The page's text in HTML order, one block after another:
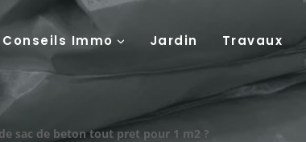
Conseils Immo Jardin Travaux
sac de beton tout pret pour 1 m2 ?